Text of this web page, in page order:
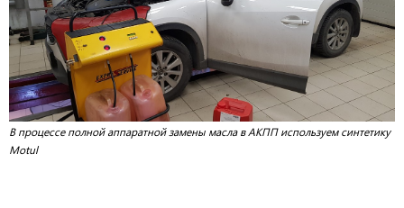
В процессе полной аппаратной замены масла в АКПП используем синтетику
Motul